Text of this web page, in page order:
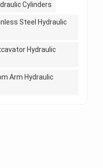
Cylinders
Steel Hydraulic
Hydraulic
Arm Hydraulic